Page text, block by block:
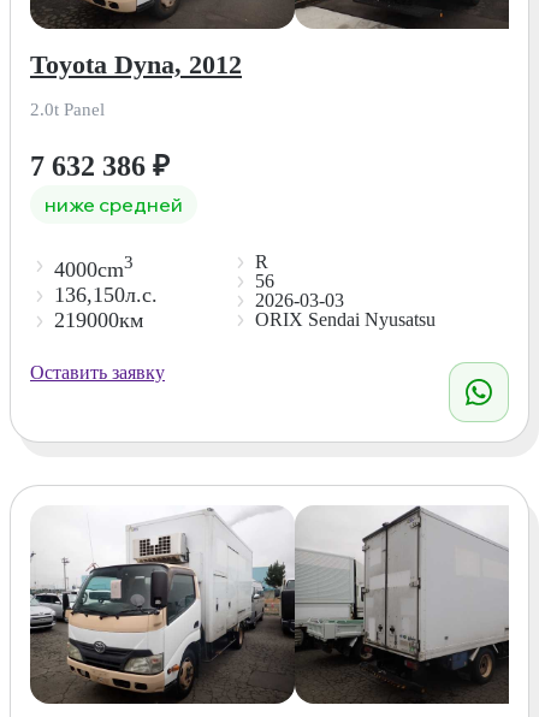
Toyota Dyna, 2012
2.0t Panel
7 632 386 ₽
ниже средней
4000cm3
136,150л.с.
219000км
R
56
2026-03-03
ORIX Sendai Nyusatsu
Оставить заявку